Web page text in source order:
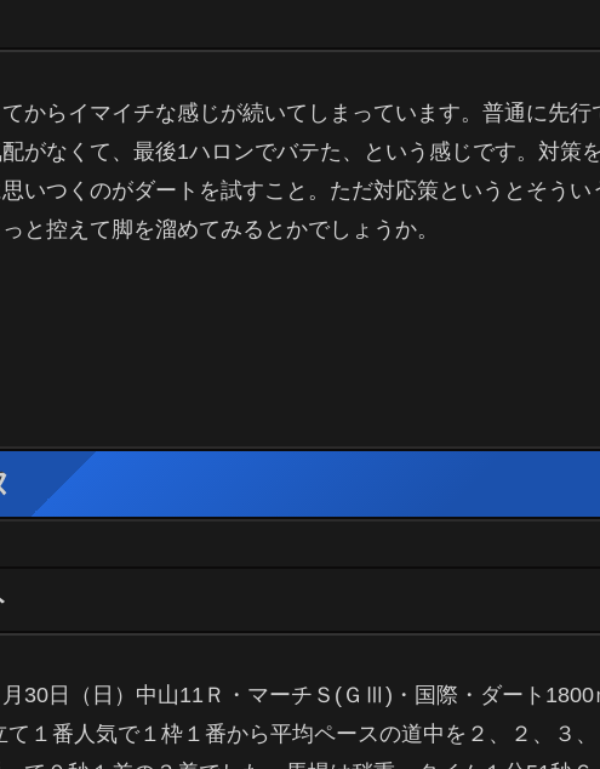
からイマイチな感じが続いてしまっています。普通に先行
がなくて、最後1ハロンでバテた、という感じです。対策
いつくのがダートを試すこと。ただ対応策というとそうい
と控えて脚を溜めてみるとかでしょうか。
30日（日）中山11Ｒ・マーチＳ(ＧⅢ)・国際・ダート
１番人気で１枠１番から平均ペースの道中を２、２、３、